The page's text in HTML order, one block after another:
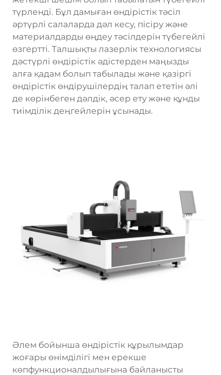
түрленді. Бұл дамыған өндірістік тәсіл
әртүрлі салаларда дәл кесу, пісіру және
материалдарды өңдеу тәсілдерін түбегейлі
өзгертті. Талшықты лазерлік технологиясы
дәстүрлі өндірістік әдістерден маңызды
алға қадам болып табылады және қазіргі
өндірістік өндірушілердің талап ететін әлі
де көрінбеген дәлдік, әсер ету және құнды
тиімділік деңгейлерін ұсынады.
Әлем бойынша өндірістік құрылымдар
жоғары өнімділігі мен ерекше
көпфункционалдылығына байланысты